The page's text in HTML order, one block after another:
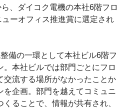
、ダイコク電機の本社6階フロ
ーオフィス推進賞に選定され
備の一環として本社ビル6階フ
。本社ビルでは部門ごとにフロ
交流する場所がなかったことか
を企画。部門を越えてコミュニ
ることで、情報が共有され、